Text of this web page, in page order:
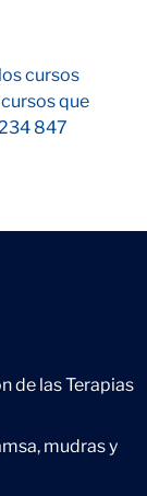
cursos
que
847
de las Terapias
mudras y